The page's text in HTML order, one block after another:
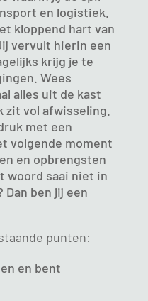
en logistiek.
kloppend hart van
vervult hierin een
krijg je te
Wees
alles uit de kast
zit vol afwisseling.
met een
volgende moment
en opbrengsten
woord saai niet in
Dan ben jij een
punten:
en bent